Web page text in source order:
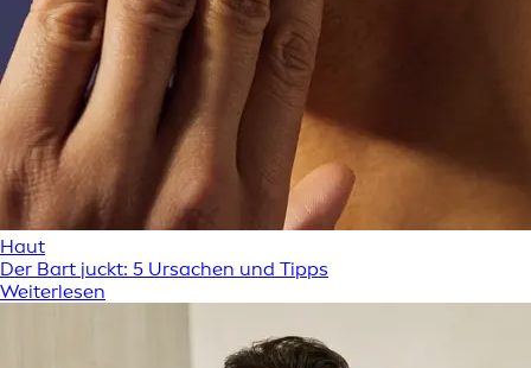
Haut
Der Bart juckt: 5 Ursachen und Tipps
Weiterlesen